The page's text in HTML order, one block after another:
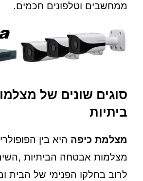
ממחשבים וטלפונים חכמים.
סוגים שונים של
ביתיות
מצלמת כיפה היא בין
מצלמות אבטחה הביתיות
לרוב בחלקו הפנימי של הבית